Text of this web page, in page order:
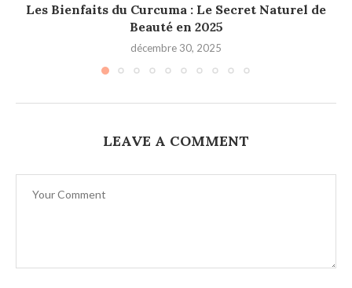
Les Bienfaits du Curcuma : Le Secret Naturel de
Beauté en 2025
décembre 30, 2025
LEAVE A COMMENT